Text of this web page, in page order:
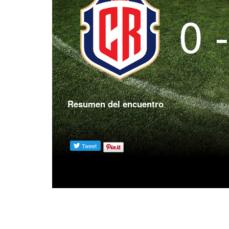
0
Resumen del encuentro